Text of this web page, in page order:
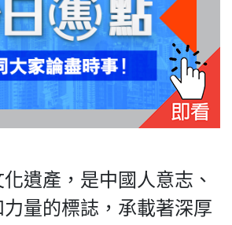
遺產，是中國人意志、
量的標誌，承載著深厚